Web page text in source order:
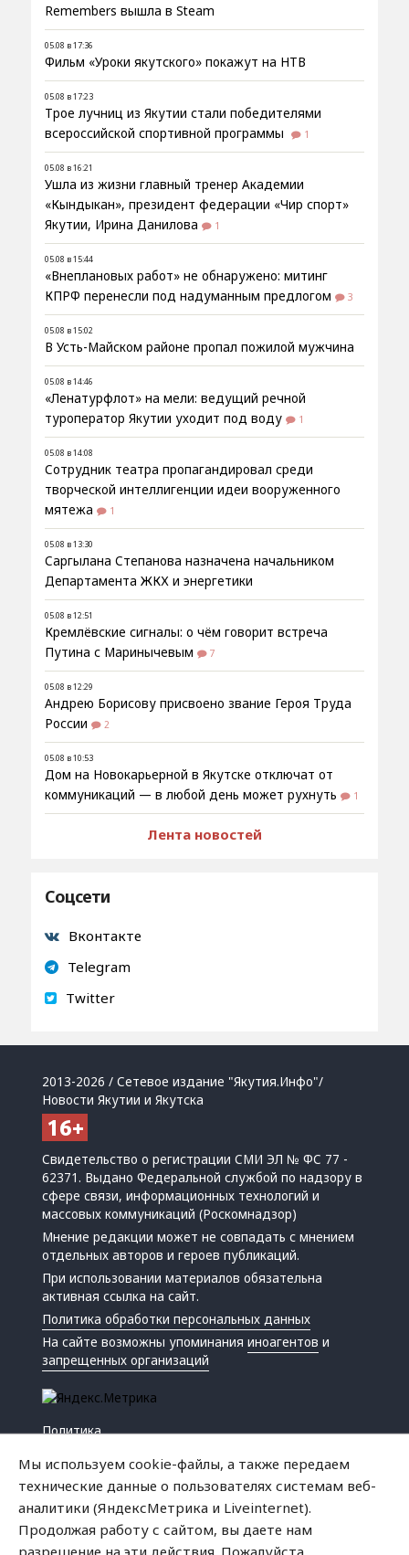
Remembers вышла в Steam
05.08 в 17:36
Фильм «Уроки якутского» покажут на НТВ
05.08 в 17:23
Трое лучниц из Якутии стали победителями
всероссийской спортивной программы
1
05.08 в 16:21
Ушла из жизни главный тренер Академии
«Кындыкан», президент федерации «Чир спорт»
Якутии, Ирина Данилова
1
05.08 в 15:44
«Внеплановых работ» не обнаружено: митинг
КПРФ перенесли под надуманным предлогом
3
05.08 в 15:02
В Усть-Майском районе пропал пожилой мужчина
05.08 в 14:46
«Ленатурфлот» на мели: ведущий речной
туроператор Якутии уходит под воду
1
05.08 в 14:08
Сотрудник театра пропагандировал среди
творческой интеллигенции идеи вооруженного
мятежа
1
05.08 в 13:30
Саргылана Степанова назначена начальником
Департамента ЖКХ и энергетики
05.08 в 12:51
Кремлёвские сигналы: о чём говорит встреча
Путина с Маринычевым
7
05.08 в 12:29
Андрею Борисову присвоено звание Героя Труда
России
2
05.08 в 10:53
Дом на Новокарьерной в Якутске отключат от
коммуникаций — в любой день может рухнуть
1
Лента новостей
Соцсети
Вконтакте
Telegram
Twitter
2013-2026 / Сетевое издание "Якутия.Инфо"/
Новости Якутии и Якутска
Свидетельство о регистрации СМИ ЭЛ № ФС 77 -
62371. Выдано Федеральной службой по надзору в
сфере связи, информационных технологий и
массовых коммуникаций (Роскомнадзор)
Мнение редакции может не совпадать с мнением
отдельных авторов и героев публикаций.
При использовании материалов обязательна
активная ссылка на сайт.
Политика обработки персональных данных
На сайте возможны упоминанияиноагентов и
запрещенных организаций
Политика
Мы используем cookie-файлы, а также передаем
технические данные о пользователях системам веб-
аналитики (ЯндексМетрика и Liveinternet).
Продолжая работу с сайтом, вы даете нам
разрешение на эти действия. Пожалуйста,